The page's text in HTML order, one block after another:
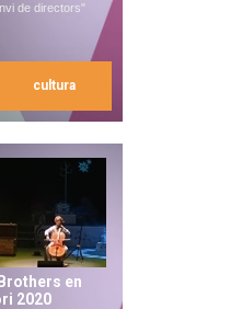
de directors"
cultura
en
2020